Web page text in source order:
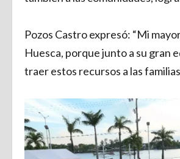
Pozos Castro expresó: “Mi
Huesca, porque junto a su gran
traer estos recursos a las